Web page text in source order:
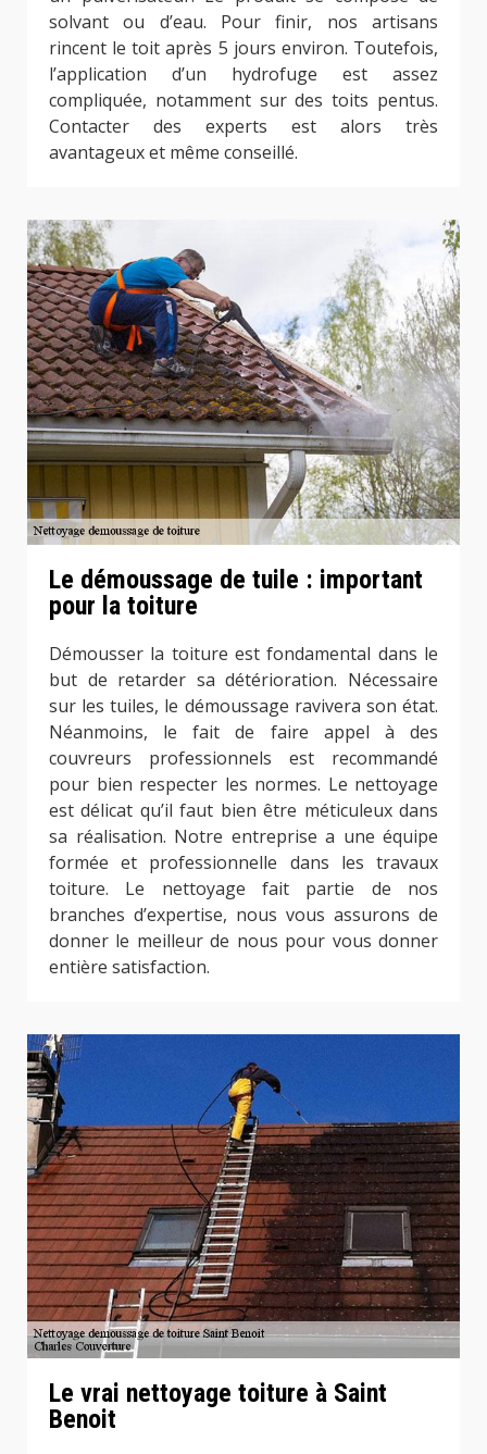
solvant ou d’eau. Pour finir, nos artisans
rincent le toit après 5 jours environ. Toutefois,
l’application d’un hydrofuge est assez
compliquée, notamment sur des toits pentus.
Contacter des experts est alors très
avantageux et même conseillé.
Le démoussage de tuile : important
pour la toiture
Démousser la toiture est fondamental dans le
but de retarder sa détérioration. Nécessaire
sur les tuiles, le démoussage ravivera son état.
Néanmoins, le fait de faire appel à des
couvreurs professionnels est recommandé
pour bien respecter les normes. Le nettoyage
est délicat qu’il faut bien être méticuleux dans
sa réalisation. Notre entreprise a une équipe
formée et professionnelle dans les travaux
toiture. Le nettoyage fait partie de nos
branches d’expertise, nous vous assurons de
donner le meilleur de nous pour vous donner
entière satisfaction.
Le vrai nettoyage toiture à Saint
Benoit